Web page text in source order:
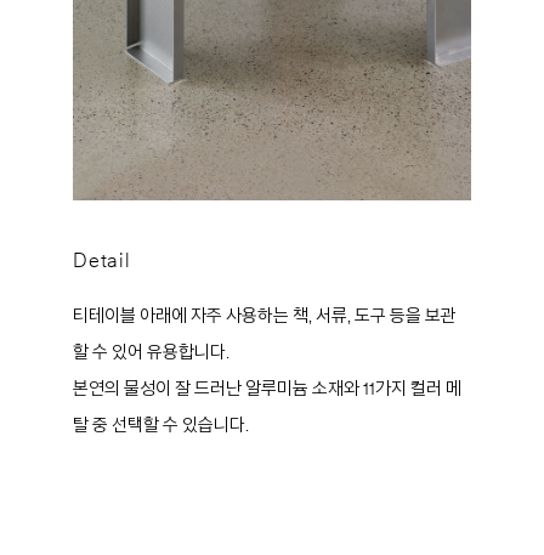
Detail
티테이블 아래에 자주 사용하는 책, 서류, 도구 등을 보관
할 수 있어 유용합니다.
본연의 물성이 잘 드러난 알루미늄 소재와 11가지 컬러 메
탈 중 선택할 수 있습니다.